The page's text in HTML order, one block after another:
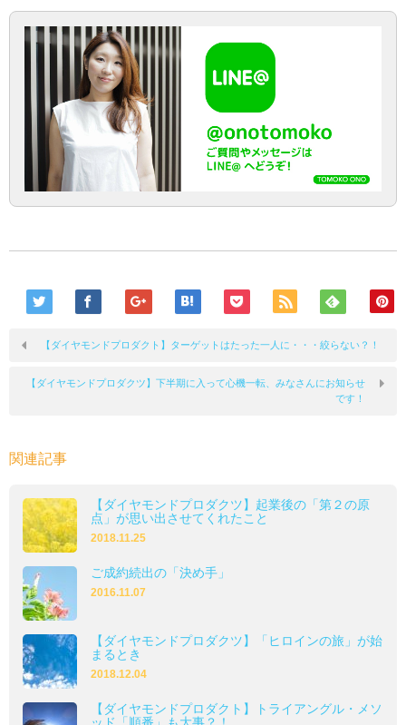
【ダイヤモンドプロダクト】ターゲットはたった一人に・・・絞らない？！
【ダイヤモンドプロダクツ】下半期に入って心機一転、みなさんにお知らせ
です！
関連記事
【ダイヤモンドプロダクツ】起業後の「第２の原
点」が思い出させてくれたこと
2018.11.25
ご成約続出の「決め手」
2016.11.07
【ダイヤモンドプロダクツ】「ヒロインの旅」が始
まるとき
2018.12.04
【ダイヤモンドプロダクト】トライアングル・メソ